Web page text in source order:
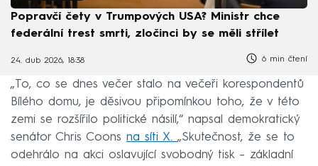
Popravčí čety v Trumpových USA? Ministr chce
federální trest smrti, zločinci by se měli střílet
24. dub 2026, 18:38 6 min čtení
„To, co se dnes večer stalo na večeři korespondentů
Bílého domu, je děsivou připomínkou toho, že v této
zemi se rozšířilo politické násilí,“ napsal demokratický
senátor Chris Coons na síti X. „Skutečnost, že se to
odehrálo na akci oslavující svobodný tisk – základní